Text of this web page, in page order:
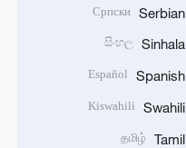
Serbian
Српски
Sinhala
සිංහල
Spanish
Español
Swahili
Kiswahili
Tamil
தமிழ்